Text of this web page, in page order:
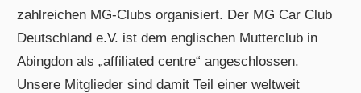
zahlreichen MG-Clubs organisiert. Der MG Car Club
Deutschland e.V. ist dem englischen Mutterclub in
Abingdon als „affiliated centre“ angeschlossen.
Unsere Mitglieder sind damit Teil einer weltweit